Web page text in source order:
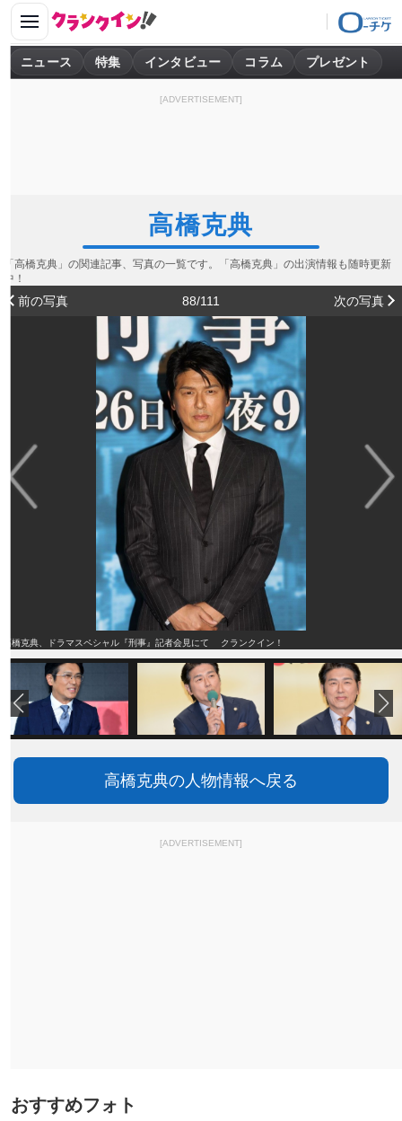
ニュース 特集 インタビュー コラム プレゼント
[ADVERTISEMENT]
高橋克典
「高橋克典」の関連記事、写真の一覧です。「高橋克典」の出演情報も随時更新
中！
前の写真 88/111 次の写真
高橋克典、ドラマスペシャル『刑事』記者会見にて クランクイン！
高橋克典の人物情報へ戻る
[ADVERTISEMENT]
おすすめフォト